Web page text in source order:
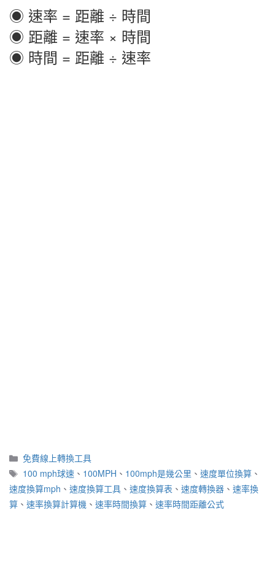
◉ 速率 = 距離 ÷ 時間
◉ 距離 = 速率 × 時間
◉ 時間 = 距離 ÷ 速率
分
類
免費線上轉換工具
標
籤
100 mph球速 、 100MPH 、 100mph是幾公里 、速度單位換算 、
速度換算mph 、 速度換算工具 、 速度換算表 、 速度轉換器 、 速率換
算 、 速率換算計算機 、 速率時間換算 、 速率時間距離公式